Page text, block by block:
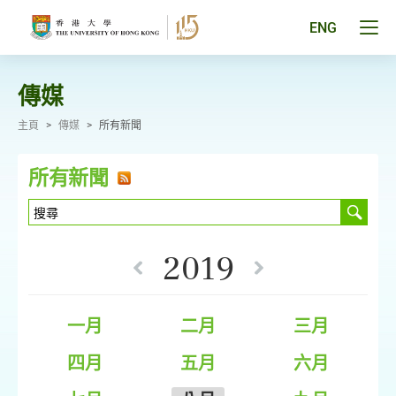
ENG
傳媒
主頁 > 傳媒 > 所有新聞
所有新聞
2019
一月 二月
三月
四月
五月
六月